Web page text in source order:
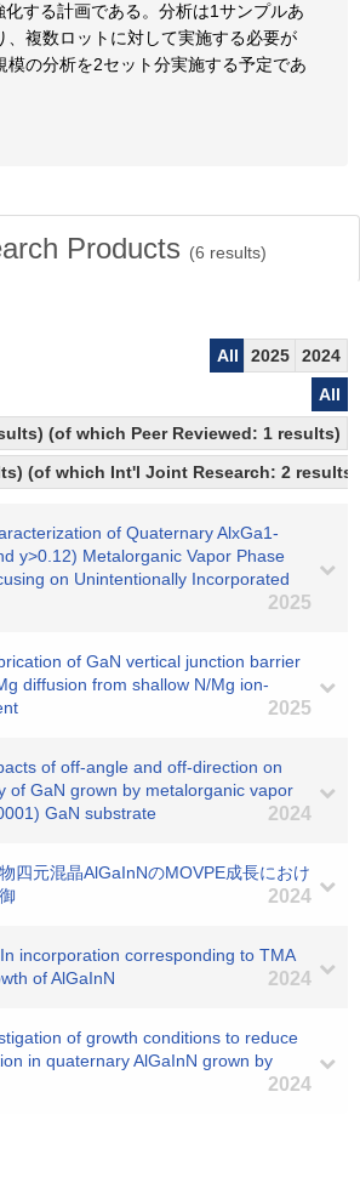
する計画である。分析は1サンプルあ
、複数ロットに対して実施する必要が
模の分析を2セット分実施する予定であ
Products (6 results)
All 2025
2024
All
(of which Peer Reviewed: 1 results)
(of which Int'l Joint Research: 2 results)
of Quaternary AlxGa1-
y>0.12) Metalorganic Vapor Phase
on Unintentionally Incorporated
2025
of GaN vertical junction barrier
diffusion from shallow N/Mg ion-
2025
of off-angle and off-direction on
of GaN grown by metalorganic vapor
GaN substrate
2024
四元混晶AlGaInNのMOVPE成長におけ
2024
incorporation corresponding to TMA
of AlGaInN
2024
of growth conditions to reduce
in quaternary AlGaInN grown by
2024